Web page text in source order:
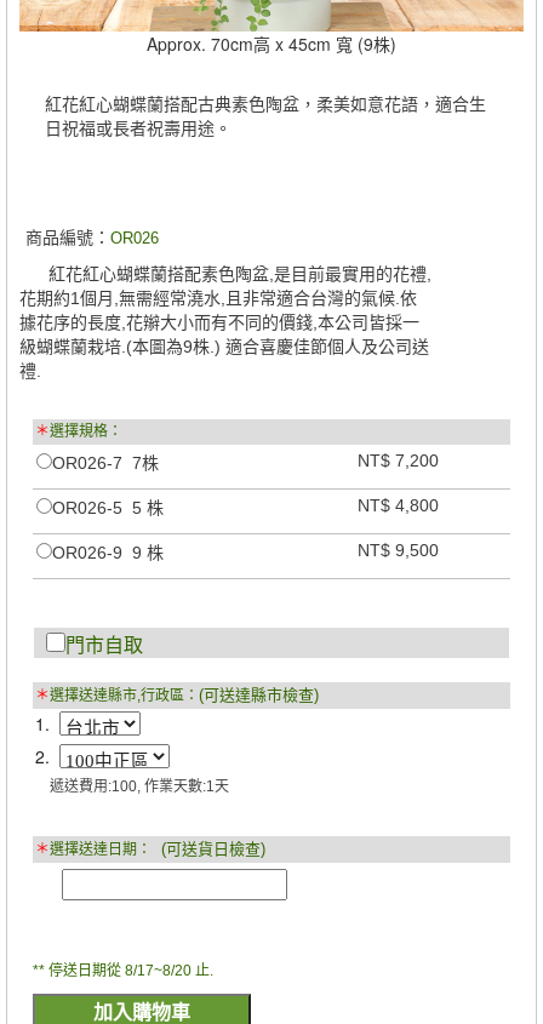
Approx. 70cm高 x 45cm 寬 (9株)
紅花紅心蝴蝶蘭搭配古典素色陶盆，柔美如意花語，適合生
日祝福或長者祝壽用途。
商品編號：OR026
紅花紅心蝴蝶蘭搭配素色陶盆,是目前最實用的花禮,
花期約1個月,無需經常澆水,且非常適合台灣的氣候.依
據花序的長度,花辮大小而有不同的價錢,本公司皆採一
級蝴蝶蘭栽培.(本圖為9株.) 適合喜慶佳節個人及公司送
禮.
＊選擇規格：
OR026-7 7株 NT$ 7,200
OR026-5 5 株 NT$ 4,800
OR026-9 9 株 NT$ 9,500
門市自取
＊選擇送達縣市,行政區： (可送達縣市檢查)
1.
2.
遞送費用:100, 作業天數:1天
＊選擇送達日期： (可送貨日檢查)
** 停送日期從 8/17~8/20 止.